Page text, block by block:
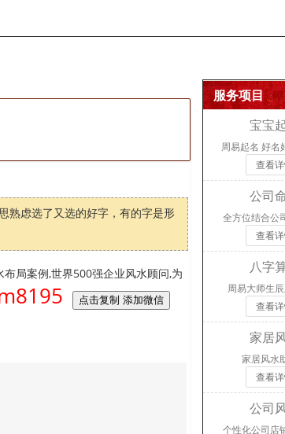
熟虑选了又选的好字，有的字是形
局案例,世界500强企业风水顾问,为
点击复制 添加微信
服务项目
宝宝
周易起名 好名
查看
公司
全方位结合公
查看
八字
周易大师生
查看
家居
家居风水
查看
公司
个性化公司店